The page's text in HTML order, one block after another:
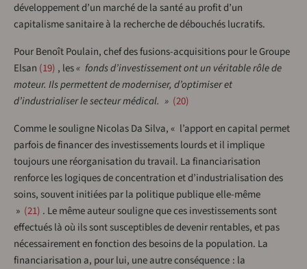
développement d’un marché de la santé au profit d’un
capitalisme sanitaire à la recherche de débouchés lucratifs.
Pour Benoît Poulain, chef des fusions-acquisitions pour le Groupe
Elsan 19 , les« fonds d’investissement ont un véritable rôle de
moteur. Ils permettent de moderniser, d’optimiser et
d’industrialiser le secteur médical. » 20
Comme le souligne Nicolas Da Silva, « l’apport en capital permet
parfois de financer des investissements lourds et il implique
toujours une réorganisation du travail. La financiarisation
renforce les logiques de concentration et d’industrialisation des
soins, souvent initiées par la politique publique elle-même
» 21 . Le même auteur souligne que ces investissements sont
effectués là où ils sont susceptibles de devenir rentables, et pas
nécessairement en fonction des besoins de la population. La
financiarisation a, pour lui, une autre conséquence : la